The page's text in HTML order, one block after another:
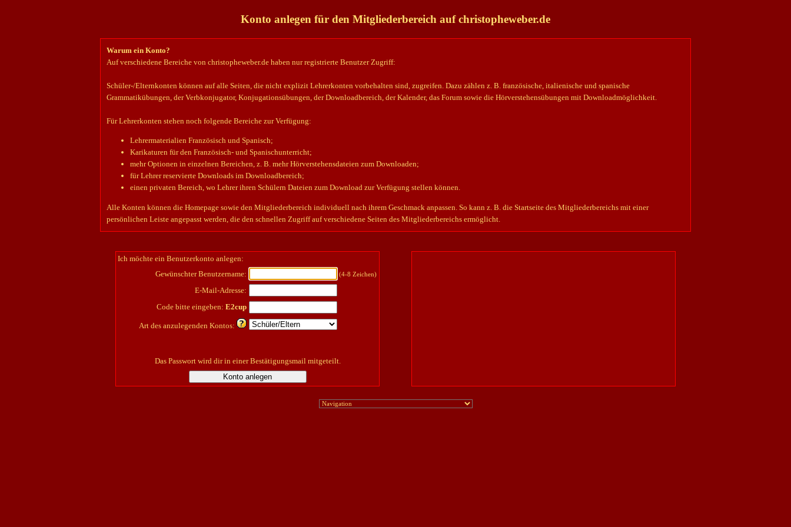
Konto anlegen für den Mitgliederbereich auf christopheweber.de
Warum ein Konto?
Auf verschiedene Bereiche von christopheweber.de haben nur registrierte Benutzer Zugriff:
Schüler-/Elternkonten können auf alle Seiten, die nicht explizit Lehrerkonten vorbehalten sind, zugreifen. Dazu zählen z. B. französische, italienische und spanische
Grammatikübungen, der Verbkonjugator, Konjugationsübungen, der Downloadbereich, der Kalender, das Forum sowie die Hörverstehensübungen mit Downloadmöglichkeit.
Für Lehrerkonten stehen noch folgende Bereiche zur Verfügung:
Lehrermaterialien Französisch und Spanisch;
Karikaturen für den Französisch- und Spanischunterricht;
mehr Optionen in einzelnen Bereichen, z. B. mehr Hörverstehensdateien zum Downloaden;
für Lehrer reservierte Downloads im Downloadbereich;
einen privaten Bereich, wo Lehrer ihren Schülern Dateien zum Download zur Verfügung stellen können.
Alle Konten können die Homepage sowie den Mitgliederbereich individuell nach ihrem Geschmack anpassen. So kann z. B. die Startseite des Mitgliederbereichs mit einer
persönlichen Leiste angepasst werden, die den schnellen Zugriff auf verschiedene Seiten des Mitgliederbereichs ermöglicht.
Ich möchte ein Benutzerkonto anlegen:
Gewünschter Benutzername:
(4-8 Zeichen)
E-Mail-Adresse:
Code bitte eingeben: E2cup
Art des anzulegenden Kontos:
Das Passwort wird dir in einer Bestätigungsmail mitgeteilt.
Konto anlegen